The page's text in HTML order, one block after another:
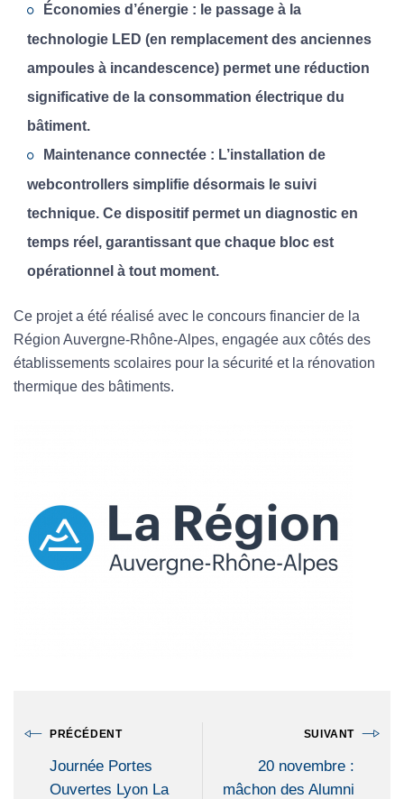
Économies d’énergie : le passage à la
technologie LED (en remplacement des anciennes
ampoules à incandescence) permet une réduction
significative de la consommation électrique du
bâtiment.
Maintenance connectée : L’installation de
webcontrollers simplifie désormais le suivi
technique. Ce dispositif permet un diagnostic en
temps réel, garantissant que chaque bloc est
opérationnel à tout moment.
Ce projet a été réalisé avec le concours financier de la
Région Auvergne-Rhône-Alpes, engagée aux côtés des
établissements scolaires pour la sécurité et la rénovation
thermique des bâtiments.
PRÉCÉDENT
Journée Portes
Ouvertes Lyon La
SUIVANT
20 novembre :
mâchon des Alumni